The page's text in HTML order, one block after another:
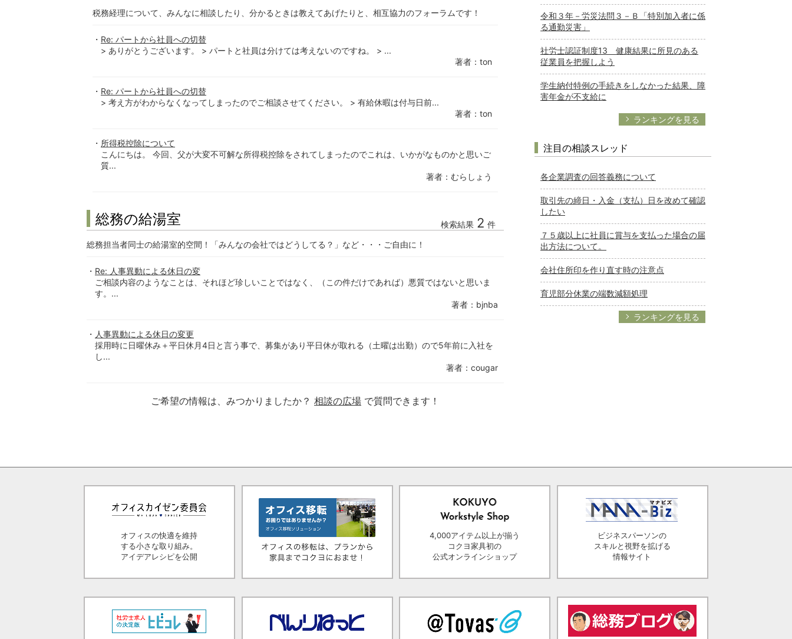
税務経理について、みんなに相談したり、分かるときは教えてあげたりと、相互協力のフォーラムです！
Re: パートから社員への切替
> ありがとうございます。 > パートと社員は分けては考えないのですね。 > ...
著者：ton
Re: パートから社員への切替
> 考え方がわからなくなってしまったのでご相談させてください。 > 有給休暇は付与日前...
著者：ton
所得税控除について
こんにちは。 今回、父が大変不可解な所得税控除をされてしまったのでこれは、いかがなものかと思いご
質...
著者：むらしょう
総務の給湯室 検索結果 2 件
総務担当者同士の給湯室的空間！「みんなの会社ではどうしてる？」など・・・ご自由に！
Re: 人事異動による休日の変
ご相談内容のようなことは、それほど珍しいことではなく、（この件だけであれば）悪質ではないと思いま
す。...
著者：bjnba
人事異動による休日の変更
採用時に日曜休み＋平日休月4日と言う事で、募集があり平日休が取れる（土曜は出勤）ので5年前に入社を
し...
著者：cougar
ご希望の情報は、みつかりましたか？ 相談の広場 で質問できます！
令和３年－労災法問３－Ｂ「特別加入者に係
る通勤災害」
社労士認証制度13 健康結果に所見のある
従業員を把握しよう
学生納付特例の手続きをしなかった結果、障
害年金が不支給に
ランキングを見る
注目の相談スレッド
各企業調査の回答義務について
取引先の締日・入金（支払）日を改めて確認
したい
７５歳以上に社員に賞与を支払った場合の届
出方法について。
会社住所印を作り直す時の注意点
育児部分休業の端数減額処理
ランキングを見る
オフィスの快適を維持
する小さな取り組み。
アイデアレシピを公開
4,000アイテム以上が揃う
コクヨ家具初の
公式オンラインショップ
ビジネスパーソンの
スキルと視野を拡げる
情報サイト